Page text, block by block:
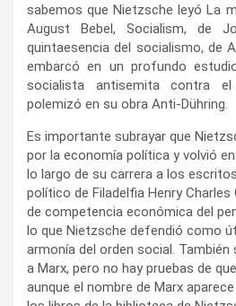
sabemos que Nietzsche leyó La
August Bebel, Socialism, de
quintaesencia del socialismo, de
embarcó en un profundo
socialista antisemita contra el
polemizó en su obra Anti-Dühring.
Es importante subrayar que
por la economía política y volvió
lo largo de su carrera a los
político de Filadelfia Henry Charles
de competencia económica del
lo que Nietzsche defendió como
armonía del orden social.
a Marx, pero no hay pruebas de
aunque el nombre de Marx